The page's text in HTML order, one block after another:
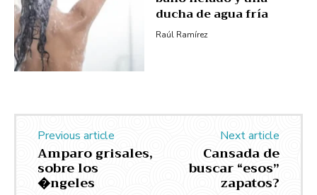
ducha de agua fría
Raúl Ramírez
Previous article
Amparo grisales,
sobre los
�ngeles
Next article
Cansada de
buscar “esos”
zapatos?